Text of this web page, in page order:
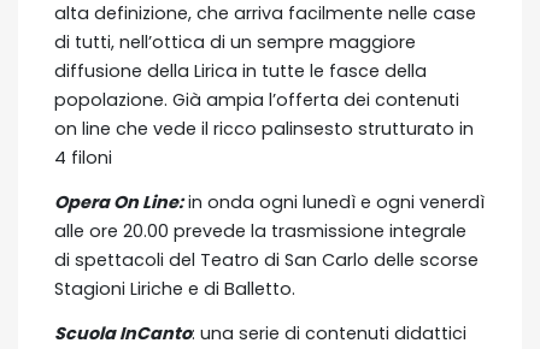
alta definizione, che arriva facilmente nelle case
di tutti, nell’ottica di un sempre maggiore
diffusione della Lirica in tutte le fasce della
popolazione. Già ampia l’offerta dei contenuti
on line che vede il ricco palinsesto strutturato in
4 filoni
Opera On Line:in onda ogni lunedì e ogni venerdì
alle ore 20.00 prevede la trasmissione integrale
di spettacoli del Teatro di San Carlo delle scorse
Stagioni Liriche e di Balletto.
Scuola InCanto: una serie di contenuti didattici